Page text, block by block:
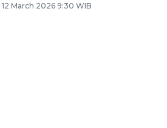
12 March 2026 9:30 WIB